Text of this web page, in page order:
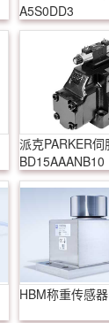
A5S0DD3
派克PARKER伺
BD15AAANB10
HBM称重传感